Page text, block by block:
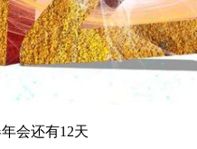
会还有12天